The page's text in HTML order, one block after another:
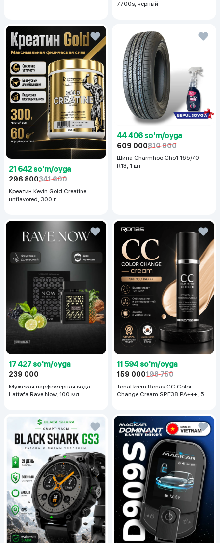
7700s, черный
21 642 so'm/oyga
296 800341 600
Креатин Kevin Gold Creatine
unflavored, 300 г
44 406 so'm/oyga
609 000810 000
Шина Charmhoo Cho1 165/70
R13, 1 шт
17 427 so'm/oyga
239 000
Мужская парфюмерная вода
Lattafa Rave Now, 100 мл
11 594 so'm/oyga
159 000198 750
Tonal krem Ronas CC Color
Change Cream SPF38 PA+++, 50